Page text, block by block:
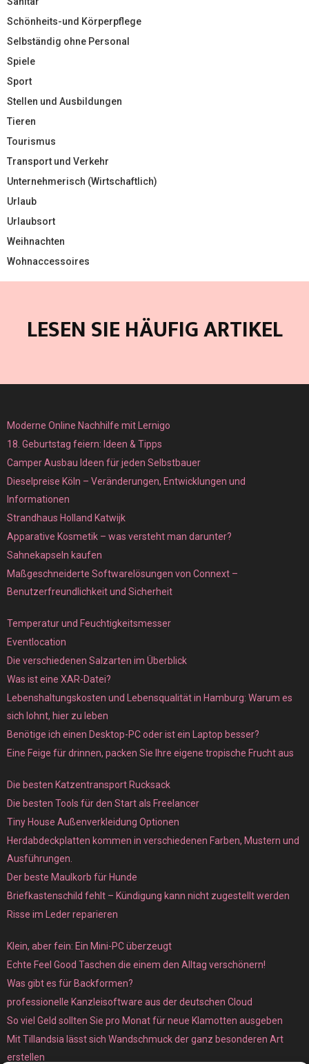
Schönheits-und Körperpflege
Selbständig ohne Personal
Spiele
Sport
Stellen und Ausbildungen
Tieren
Tourismus
Transport und Verkehr
Unternehmerisch (Wirtschaftlich)
Urlaub
Urlaubsort
Weihnachten
Wohnaccessoires
LESEN SIE HÄUFIG ARTIKEL
Moderne Online Nachhilfe mit Lernigo
18. Geburtstag feiern: Ideen & Tipps
Camper Ausbau Ideen für jeden Selbstbauer
Dieselpreise Köln – Veränderungen, Entwicklungen und
Informationen
Strandhaus Holland Katwijk
Apparative Kosmetik – was versteht man darunter?
Sahnekapseln kaufen
Maßgeschneiderte Softwarelösungen von Connext –
Benutzerfreundlichkeit und Sicherheit
Temperatur und Feuchtigkeitsmesser
Eventlocation
Die verschiedenen Salzarten im Überblick
Was ist eine XAR-Datei?
Lebenshaltungskosten und Lebensqualität in Hamburg: Warum es
sich lohnt, hier zu leben
Benötige ich einen Desktop-PC oder ist ein Laptop besser?
Eine Feige für drinnen, packen Sie Ihre eigene tropische Frucht aus
Die besten Katzentransport Rucksack
Die besten Tools für den Start als Freelancer
Tiny House Außenverkleidung Optionen
Herdabdeckplatten kommen in verschiedenen Farben, Mustern und
Ausführungen.
Der beste Maulkorb für Hunde
Briefkastenschild fehlt – Kündigung kann nicht zugestellt werden
Risse im Leder reparieren
Klein, aber fein: Ein Mini-PC überzeugt
Echte Feel Good Taschen die einem den Alltag verschönern!
Was gibt es für Backformen?
professionelle Kanzleisoftware aus der deutschen Cloud
So viel Geld sollten Sie pro Monat für neue Klamotten ausgeben
Mit Tillandsia lässt sich Wandschmuck der ganz besonderen Art
erstellen